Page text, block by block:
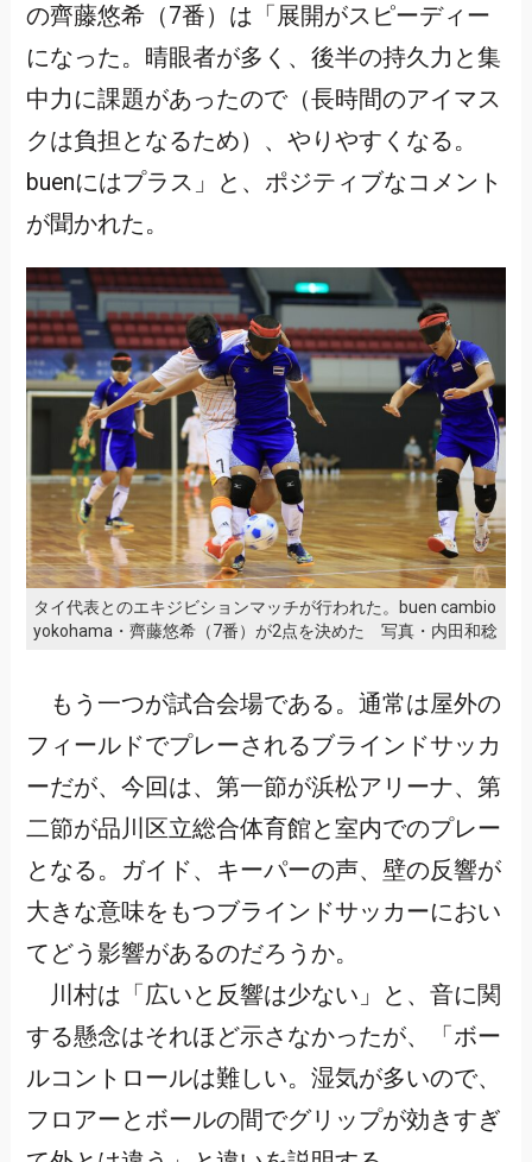
の齊藤悠希（7番）は「展開がスピーディー
になった。晴眼者が多く、後半の持久力と集
中力に課題があったので（長時間のアイマス
クは負担となるため）、やりやすくなる。
buenにはプラス」と、ポジティブなコメント
が聞かれた。
タイ代表とのエキジビションマッチが行われた。buen cambio
yokohama・齊藤悠希（7番）が2点を決めた 写真・内田和稔
もう一つが試合会場である。通常は屋外の
フィールドでプレーされるブラインドサッカ
ーだが、今回は、第一節が浜松アリーナ、第
二節が品川区立総合体育館と室内でのプレー
となる。ガイド、キーパーの声、壁の反響が
大きな意味をもつブラインドサッカーにおい
てどう影響があるのだろうか。
川村は「広いと反響は少ない」と、音に関
する懸念はそれほど示さなかったが、「ボー
ルコントロールは難しい。湿気が多いので、
フロアーとボールの間でグリップが効きすぎ